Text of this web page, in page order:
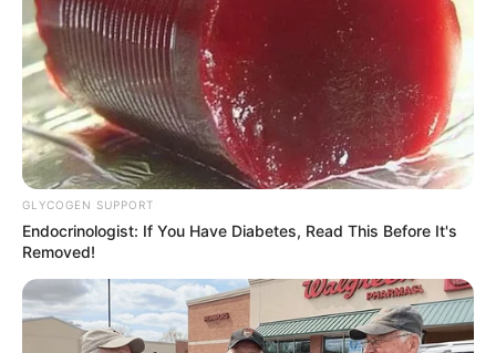
GLYCOGEN SUPPORT
Endocrinologist: If You Have Diabetes, Read This Before It's
Removed!